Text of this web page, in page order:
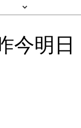
今明日